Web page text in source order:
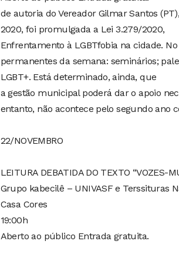
de autoria do Vereador Gilmar Santos
2020, foi promulgada a Lei 3.279/2020,
Enfrentamento à LGBTfobia na cidade.
permanentes da semana: seminários;
LGBT+. Está determinado, ainda, que
a gestão municipal poderá dar o apoio
entanto, não acontece pelo segundo ano
22/NOVEMBRO
LEITURA DEBATIDA DO TEXTO “VOZES-
Grupo kabecilê – UNIVASF e Terssituras
Casa Cores
19:00h
Aberto ao público Entrada gratuita.